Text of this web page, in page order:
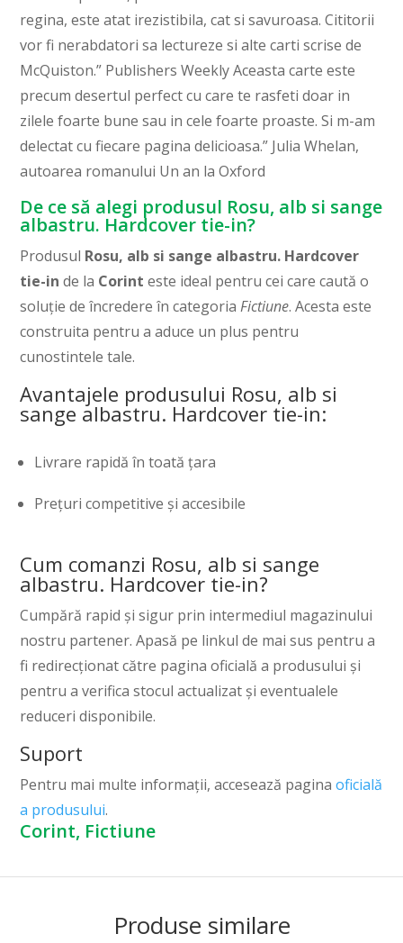
regina, este atat irezistibila, cat si savuroasa. Cititorii
vor fi nerabdatori sa lectureze si alte carti scrise de
McQuiston.” Publishers Weekly Aceasta carte este
precum desertul perfect cu care te rasfeti doar in
zilele foarte bune sau in cele foarte proaste. Si m-am
delectat cu fiecare pagina delicioasa.” Julia Whelan,
autoarea romanului Un an la Oxford
De ce să alegi produsul Rosu, alb si sange
albastru. Hardcover tie-in?
Produsul Rosu, alb si sange albastru. Hardcover
tie-in de la Corint este ideal pentru cei care caută o
soluție de încredere în categoriaFictiune. Acesta este
construita pentru a aduce un plus pentru
cunostintele tale.
Avantajele produsului Rosu, alb si
sange albastru. Hardcover tie-in:
Livrare rapidă în toată țara
Prețuri competitive și accesibile
Cum comanzi Rosu, alb si sange
albastru. Hardcover tie-in?
Cumpără rapid și sigur prin intermediul magazinului
nostru partener. Apasă pe linkul de mai sus pentru a
fi redirecționat către pagina oficială a produsului și
pentru a verifica stocul actualizat și eventualele
reduceri disponibile.
Suport
Pentru mai multe informații, accesează paginaoficială
a produsului.
Corint, Fictiune
Produse similare